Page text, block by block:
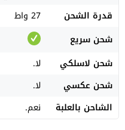
قدرة الشحن
27 واط
شحن سريع
شحن لاسلكي
لا.
شحن عكسي
لا.
الشاحن بالعلبة
نعم.